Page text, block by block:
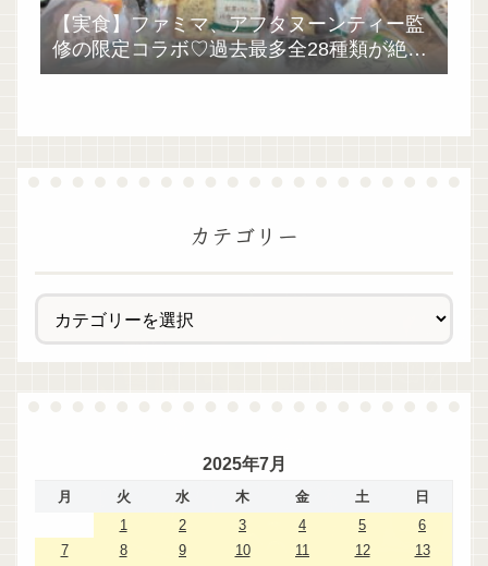
【実食】ファミマ、アフタヌーンティー監
修の限定コラボ♡過去最多全28種類が絶品
過ぎた！
カテゴリー
2025年7月
月 火 水 木 金 土
日
1
2 3 4 5
6
7
8 9 10 11 12
13